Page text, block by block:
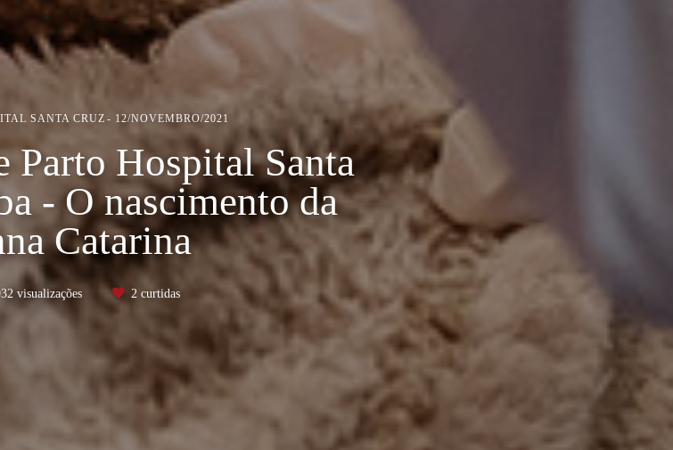
SANTA CRUZ 12/NOVEMBRO/2021
Parto Hospital Santa
- O nascimento da
Catarina
visualizações 2 curtidas